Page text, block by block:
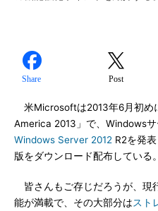
Share Post
米Microsoftは2013年6月初め
America 2013」で、Windows
Windows Server 2012 R2を発
版をダウンロード配布している。
皆さんもご存じだろうが、現
能が満載で、その大部分はスト